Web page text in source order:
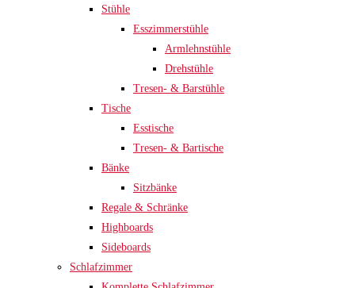
Stühle
Esszimmerstühle
Armlehnstühle
Drehstühle
Tresen- & Barstühle
Tische
Esstische
Tresen- & Bartische
Bänke
Sitzbänke
Regale & Schränke
Highboards
Sideboards
Schlafzimmer